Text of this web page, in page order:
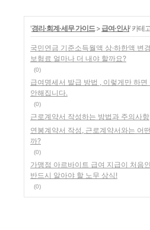
'경리·회계·세무 가이드 > 급여·인사' 카테
국민연금 기준소득월액 상·하한액 변
보험료 얼마나 더 내야 할까요?
(0)
급여명세서 발급 방법 , 이렇게만 하면
안해집니다.
(0)
근로계약서 작성하는 방법과 주의사항
연봉계약서 작성, 근로계약서와는 어
까?
(0)
가맹점 아르바이트 급여 지급이 처음
반드시 알아야 할 노무 상식!
(0)